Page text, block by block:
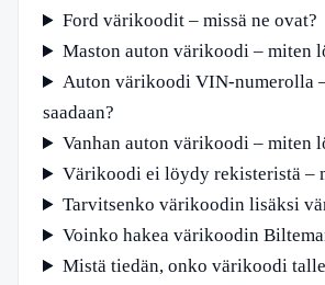
Ford värikoodit – missä ne ovat?
Maston auton värikoodi – miten
Auton värikoodi VIN-numerolla
saadaan?
Vanhan auton värikoodi – miten
Värikoodi ei löydy rekisteristä –
Tarvitsenko värikoodin lisäksi
Voinko hakea värikoodin
Mistä tiedän, onko värikoodi